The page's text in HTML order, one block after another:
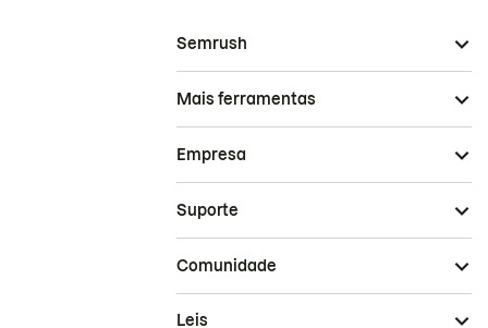
Semrush
Mais ferramentas
Empresa
Suporte
Comunidade
Leis